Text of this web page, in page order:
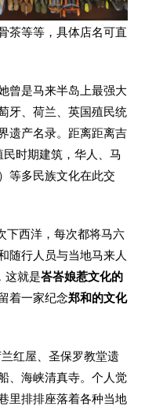
茶等等，具体店名可直
曾是马来半岛上最强大
牙、荷兰、英国殖民统
遗产名录。距离距离吉
时期建筑，华人、马
等多民族文化在此交
下西洋，每次都将马六
随行人员与当地马来人
这就是峇峇娘惹文化的
着一家纪念郑和的文化
红屋、圣保罗教堂遗
、海峡清真寺。个人觉
里排排座落着各种当地